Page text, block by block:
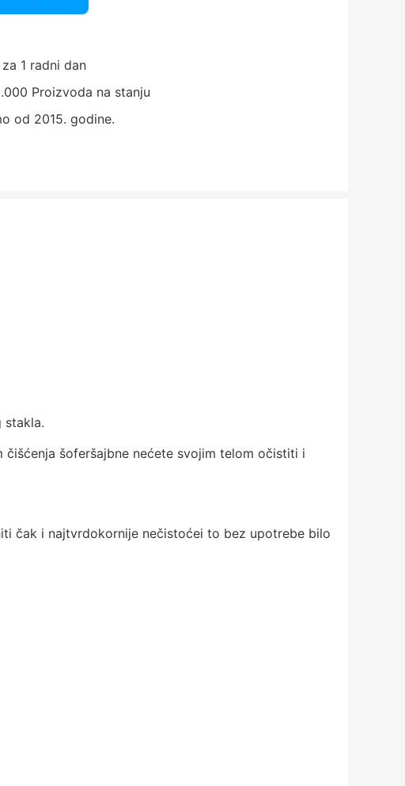
1 radni dan
Proizvoda na stanju
od 2015. godine.
stakla.
šoferšajbne nećete svojim telom očistiti i
čak i najtvrdokornije nečistoćei to bez upotrebe bilo